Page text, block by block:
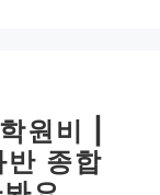
원비 |
반 종합